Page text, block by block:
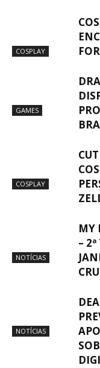
COSPLAY
GAMES
COSPLAY
NOTÍCIAS
MY
–
NOTÍCIAS